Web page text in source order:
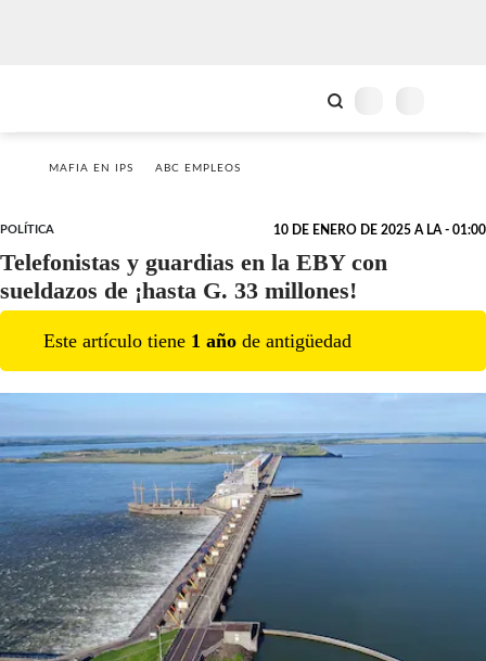
MAFIA EN IPS ABC EMPLEOS
POLÍTICA 10 DE ENERO DE 2025 A LA - 01:00
Telefonistas y guardias en la EBY con
sueldazos de ¡hasta G. 33 millones!
Este artículo tiene 1 año de antigüedad